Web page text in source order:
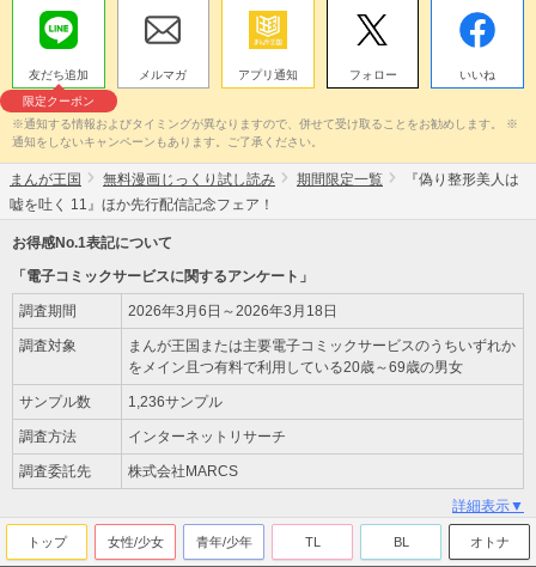
友だち追加
限定クーポン
メルマガ アプリ通知 フォロー いいね
※通知する情報およびタイミングが異なりますので、併せて受け取ることをお勧めします。 ※
通知をしないキャンペーンもあります。ご了承ください。
まんが王国 無料漫画じっくり試し読み 期間限定一覧
『偽り整形美人は
嘘を吐く 11』ほか先行配信記念フェア！
お得感No.1表記について
「電子コミックサービスに関するアンケート」
調査期間 2026年3月6日～2026年3月18日
調査対象
まんが王国または主要電子コミックサービスのうちいずれか
をメイン且つ有料で利用している20歳～69歳の男女
サンプル数 1,236サンプル
調査方法 インターネットリサーチ
調査委託先 株式会社MARCS
詳細表示▼
トップ 女性/少女 青年/少年 TL BL オトナ